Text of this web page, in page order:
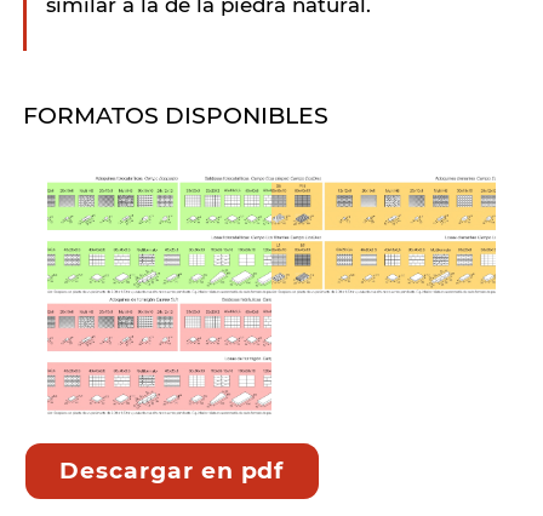
FORMATOS DISPONIBLES
Descargar en pdf